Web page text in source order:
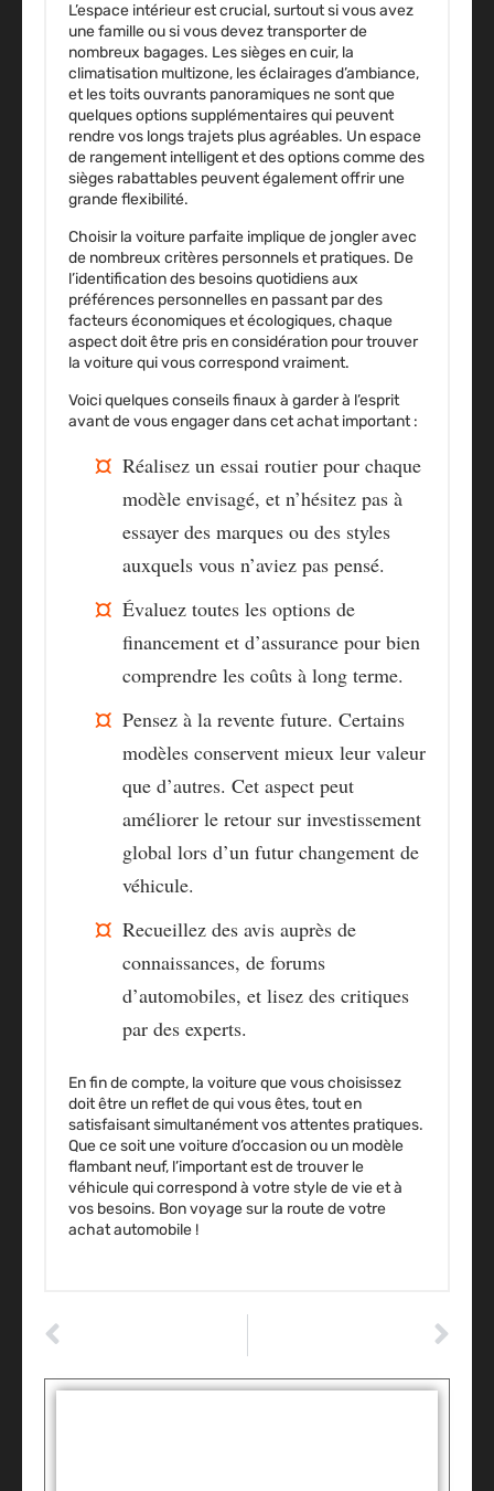
L’espace intérieur est crucial, surtout si vous avez
une famille ou si vous devez transporter de
nombreux bagages. Les sièges en cuir, la
climatisation multizone, les éclairages d’ambiance,
et les toits ouvrants panoramiques ne sont que
quelques options supplémentaires qui peuvent
rendre vos longs trajets plus agréables. Un espace
de rangement intelligent et des options comme des
sièges rabattables peuvent également offrir une
grande flexibilité.
Choisir la voiture parfaite implique de jongler avec
de nombreux critères personnels et pratiques. De
l’identification des besoins quotidiens aux
préférences personnelles en passant par des
facteurs économiques et écologiques, chaque
aspect doit être pris en considération pour trouver
la voiture qui vous correspond vraiment.
Voici quelques conseils finaux à garder à l’esprit
avant de vous engager dans cet achat important :
Réalisez un essai routier pour chaque
modèle envisagé, et n’hésitez pas à
essayer des marques ou des styles
auxquels vous n’aviez pas pensé.
Évaluez toutes les options de
financement et d’assurance pour bien
comprendre les coûts à long terme.
Pensez à la revente future. Certains
modèles conservent mieux leur valeur
que d’autres. Cet aspect peut
améliorer le retour sur investissement
global lors d’un futur changement de
véhicule.
Recueillez des avis auprès de
connaissances, de forums
d’automobiles, et lisez des critiques
par des experts.
En fin de compte, la voiture que vous choisissez
doit être un reflet de qui vous êtes, tout en
satisfaisant simultanément vos attentes pratiques.
Que ce soit une voiture d’occasionou un modèle
flambant neuf, l’important est de trouver le
véhicule qui correspond à votre style de vie et à
vos besoins. Bon voyage sur la route de votre
achatautomobile !